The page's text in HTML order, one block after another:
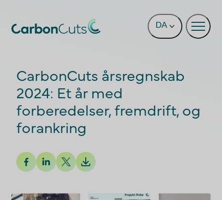
DA
CarbonCuts årsregnskab
2024: Et år med
forberedelser, fremdrift, og
forankring